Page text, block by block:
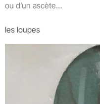
ou d’un ascète…
les loupes